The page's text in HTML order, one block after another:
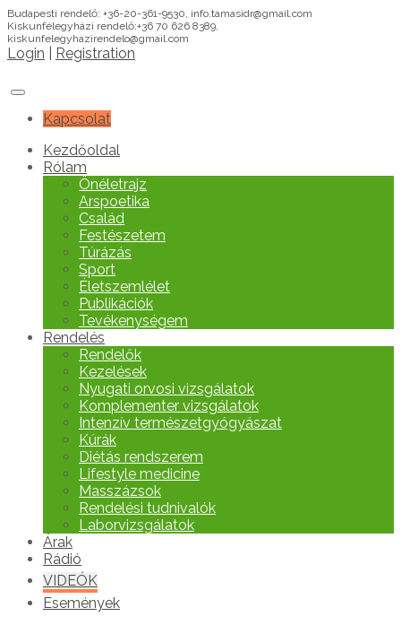
Budapesti rendelő: +36-20-361-9530, info.tamasidr@gmail.com
Kiskunfélegyházi rendelő:+36 70 626 8389,
kiskunfelegyhazirendelo@gmail.com
Login Registration
Kapcsolat
Kezdőoldal
Rólam
Önéletrajz
Arspoetika
Család
Festészetem
Túrázás
Sport
Életszemlélet
Publikációk
Tevékenységem
Rendelés
Rendelők
Kezelések
Nyugati orvosi vizsgálatok
Komplementer vizsgálatok
Intenzív természetgyógyászat
Kúrák
Diétás rendszerem
Lifestyle medicine
Masszázsok
Rendelési tudnivalók
Laborvizsgálatok
Árak
Rádió
VIDEÓK
Események